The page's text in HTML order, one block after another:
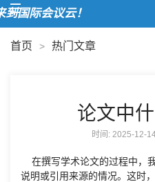
国际会议云！
首页 > 热门文章
论文中
时间: 2025-12-
在撰写学术论文的过程中，
说明或引用来源的情况。这时